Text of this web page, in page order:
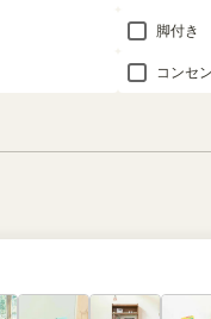
脚付き
コンセ